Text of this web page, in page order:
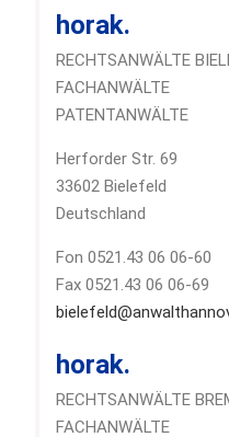
horak.
RECHTSANWÄLTE
FACHANWÄLTE
PATENTANWÄLTE
Herforder Str. 69
33602 Bielefeld
Deutschland
Fon 0521.43 06 06-60
Fax 0521.43 06 06-69
horak.
RECHTSANWÄLTE
FACHANWÄLTE